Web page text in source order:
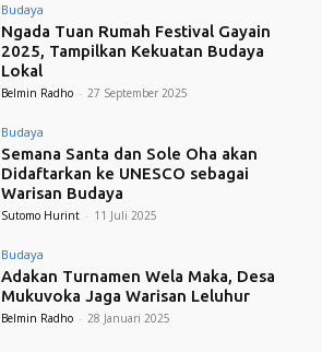
Budaya
Ngada Tuan Rumah Festival Gayain
2025, Tampilkan Kekuatan Budaya
Lokal
Belmin Radho - 27 September 2025
Budaya
Semana Santa dan Sole Oha akan
Didaftarkan ke UNESCO sebagai
Warisan Budaya
Sutomo Hurint - 11 Juli 2025
Budaya
Adakan Turnamen Wela Maka, Desa
Mukuvoka Jaga Warisan Leluhur
Belmin Radho - 28 Januari 2025